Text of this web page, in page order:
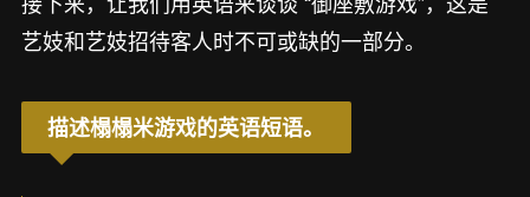
艺妓和艺妓招待客人时不可或缺的一部分。
描述榻榻米游戏的英语短语。